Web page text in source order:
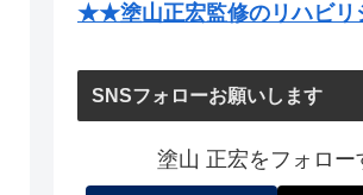
★★塗山正宏監修のリハビ
SNSフォローお願いします
塗山 正宏をフォロー